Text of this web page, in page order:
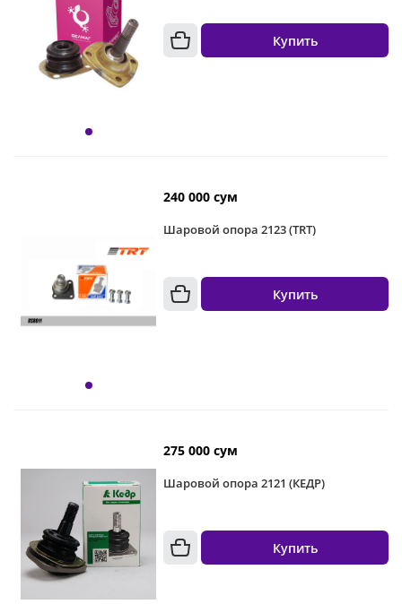
Купить
240 000 сум
Шаровой опора 2123 (TRT)
Купить
275 000 сум
Шаровой опора 2121 (КЕДР)
Купить